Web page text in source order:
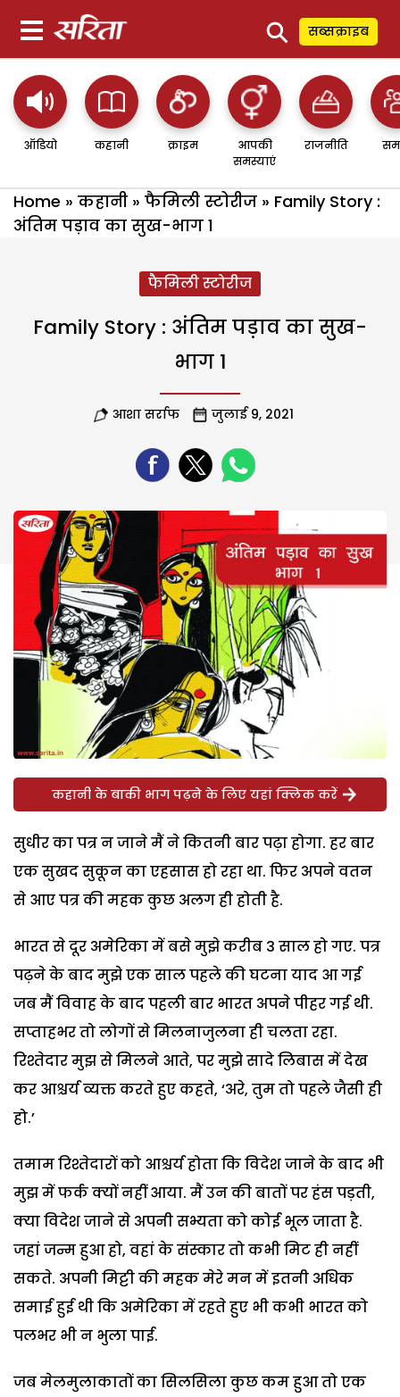
⚲ सब्सक्राइब
ऑडियो कहानी क्राइम
आपकी
समस्याएं
राजनीति
Home » कहानी » फैमिली स्टोरीज » Family Story :
अंतिम पड़ाव का सुख-भाग 1
फैमिली स्टोरीज
Family Story : अंतिम पड़ाव का सुख-
भाग 1
आशा सर्राफ जुलाई 9, 2021
कहानी के बाकी भाग पढ़ने के लिए यहां क्लिक करें
सुधीर का पत्र न जाने मैं ने कितनी बार पढ़ा होगा. हर बार
एक सुखद सुकून का एहसास हो रहा था. फिर अपने वतन
से आए पत्र की महक कुछ अलग ही होती है.
भारत से दूर अमेरिका में बसे मुझे करीब 3 साल हो गए. पत्र
पढ़ने के बाद मुझे एक साल पहले की घटना याद आ गई
जब मैं विवाह के बाद पहली बार भारत अपने पीहर गई थी.
सप्ताहभर तो लोगों से मिलनाजुलना ही चलता रहा.
रिश्तेदार मुझ से मिलने आते, पर मुझे सादे लिबास में देख
कर आश्चर्य व्यक्त करते हुए कहते, ‘अरे, तुम तो पहले जैसी ही
हो.’
तमाम रिश्तेदारों को आश्चर्य होता कि विदेश जाने के बाद भी
मुझ में फर्क क्यों नहीं आया. मैं उन की बातों पर हंस पड़ती,
क्या विदेश जाने से अपनी सभ्यता को कोई भूल जाता है.
जहां जन्म हुआ हो, वहां के संस्कार तो कभी मिट ही नहीं
सकते. अपनी मिट्टी की महक मेरे मन में इतनी अधिक
समाई हुई थी कि अमेरिका में रहते हुए भी कभी भारत को
पलभर भी न भुला पाई.
जब मेलमुलाकातों का सिलसिला कुछ कम हुआ तो एक